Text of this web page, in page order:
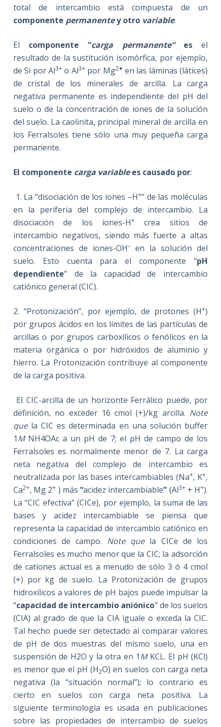
total de intercambio está compuesta de un
componente permanentey otro variable:
El componente “carga permanente” esel
resultado de la sustitución isomórfica, por ejemplo,
de Si por Al3+ o Al3+por Mg2+ en las láminas (látices)
de cristal de los minerales de arcilla. La carga
negativa permanente es independiente del pH del
suelo o de la concentración de iones de la solución
del suelo. La caolinita, principal mineral de arcilla en
los Ferralsoles tiene sólo una muy pequeña carga
permanente.
El componente carga variablees causado por:
1. La “disociación de los iones –H+” de las moléculas
en la periferia del complejo de intercambio. La
disociación de los iones-H+
crea sitios de
intercambio negativos, siendo más fuerte a altas
concentraciones de iones-OH–en la solución del
suelo. Esto cuenta para el componente “pH
dependiente” de la capacidad de intercambio
catiónico general (CIC).
2. “Protonización”, por ejemplo, de protones (H+)
por grupos ácidos en los límites de las partículas de
arcillas o por grupos carboxílicos o fenólicos en la
materia orgánica o por hidróxidos de aluminio y
hierro. La Protonización contribuye al componente
de la carga positiva.
El CIC-arcilla de un horizonte Ferrálico puede, por
definición, no exceder 16 cmol (+)/kg arcilla. Note
que la CIC es determinada en una solución buffer
1M NH4OAc a un pH de 7; el pH de campo de los
Ferralsoles es normalmente menor de 7. La carga
neta negativa del complejo de intercambio es
neutralizada por las bases intercambiables (Na+, K+,
Ca2+, Mg 2+ ) más “acidez intercambiable” (Al3++ H+).
La “CIC efectiva” (CICe), por ejemplo, la suma de las
bases y acidez intercambiable se piensa que
representa la capacidad de intercambio catiónico en
condiciones de campo. Note que la CICe de los
Ferralsoles es mucho menor que la CIC; la adsorción
de cationes actual es a menudo de sólo 3 ó 4 cmol
(+) por kg de suelo. La Protonización de grupos
hidroxílicos a valores de pH bajos puede impulsar la
“capacidad de intercambio aniónico” de los suelos
(CIA) al grado de que la CIA iguale o exceda la CIC.
Tal hecho puede ser detectado al comparar valores
de pH de dos muestras del mismo suelo, una en
suspensión de H2O y la otra en 1M KCL. El pH (KCl)
es menor que el pH (H2O) en suelos con carga neta
negativa (la “situación normal”); lo contrario es
cierto en suelos con carga neta positiva. La
siguiente terminología es usada en publicaciones
sobre las propiedades de intercambio de suelos